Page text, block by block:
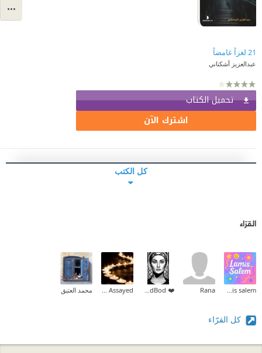
21 لغزاً غامضاً
عبدالعزيز أشكناني
تحميل الكتاب
اشترك الآن
كل الكتب
القرّاء
Rana محمد العتيق
كل القرّاء